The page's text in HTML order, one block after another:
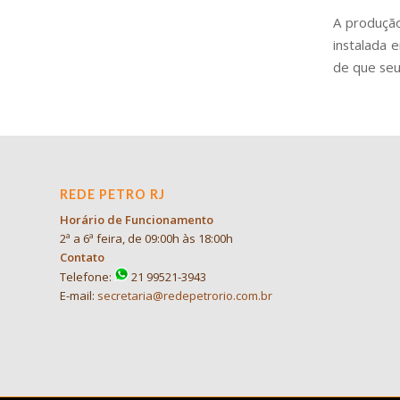
A
instalada
de que
REDE PETRO RJ
Horário de Funcionamento
2ª a 6ª feira, de 09:00h às 18:00h
Contato
Telefone:
21 99521-3943
E-mail: secretaria@redepetrorio.com.br